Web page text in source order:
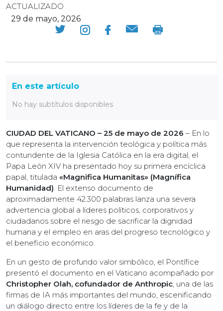
ACTUALIZADO
29 de mayo, 2026
En este artículo
No hay subtítulos disponibles
CIUDAD DEL VATICANO – 25 de mayo de 2026 – En lo
que representa la intervención teológica y política más
contundente de la Iglesia Católica en la era digital, el
Papa León XIV ha presentado hoy su primera encíclica
papal, titulada «Magnifica Humanitas» (Magnífica
Humanidad). El extenso documento de
aproximadamente 42.300 palabras lanza una severa
advertencia global a líderes políticos, corporativos y
ciudadanos sobre el riesgo de sacrificar la dignidad
humana y el empleo en aras del progreso tecnológico y
el beneficio económico.
En un gesto de profundo valor simbólico, el Pontífice
presentó el documento en el Vaticano acompañado por
Christopher Olah, cofundador de Anthropic, una de las
firmas de IA más importantes del mundo, escenificando
un diálogo directo entre los líderes de la fe y de la